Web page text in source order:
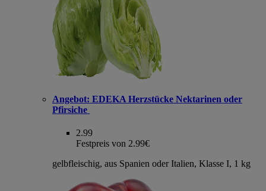
Angebot: EDEKA Herzstücke Nektarinen oder
Pfirsiche
2.99
Festpreis von 2.99€
gelbfleischig, aus Spanien oder Italien, Klasse I, 1 kg